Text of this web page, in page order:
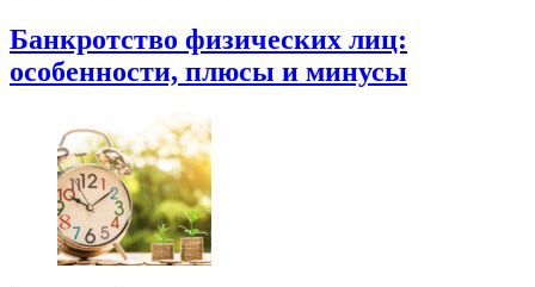
Банкротство физических лиц:
особенности, плюсы и минусы